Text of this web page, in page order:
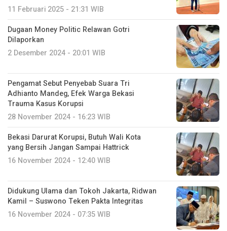
11 Februari 2025 - 21:31 WIB
Dugaan Money Politic Relawan Gotri
Dilaporkan
2 Desember 2024 - 20:01 WIB
Pengamat Sebut Penyebab Suara Tri
Adhianto Mandeg, Efek Warga Bekasi
Trauma Kasus Korupsi
28 November 2024 - 16:23 WIB
Bekasi Darurat Korupsi, Butuh Wali Kota
yang Bersih Jangan Sampai Hattrick
16 November 2024 - 12:40 WIB
Didukung Ulama dan Tokoh Jakarta, Ridwan
Kamil – Suswono Teken Pakta Integritas
16 November 2024 - 07:35 WIB